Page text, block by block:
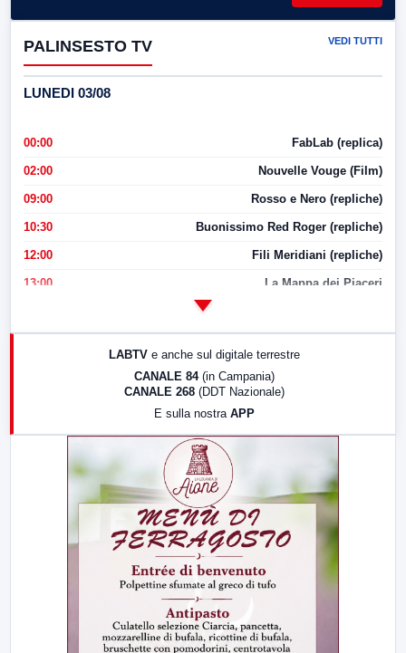
PALINSESTO TV VEDI TUTTI
LUNEDI 03/08
00:00 FabLab (replica)
02:00 Nouvelle Vouge (Film)
09:00 Rosso e Nero (repliche)
10:30 Buonissimo Red Roger (repliche)
12:00 Fili Meridiani (repliche)
13:00 La Mappa dei Piaceri
LABTV e anche sul digitale terrestre
CANALE 84 (in Campania)
CANALE 268 (DDT Nazionale)
E sulla nostra APP